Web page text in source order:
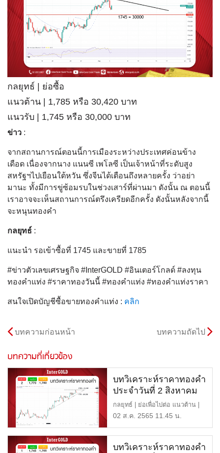
กลยุทธ์ | ย่อซื้อ
แนวต้าน | 1,785 หรือ 30,420 บาท
แนวรับ | 1,745 หรือ 30,000 บาท
ข่าว :
จากสถานการณ์ตอนนี้การเมืองระหว่างประเทศค่อนข้าง
เดือด เนื่องจากนาง แนนซี เพโลซี เป็นเจ้าหน้าที่ระดับสูง
สหรัฐฯไปเยือนใต้หวัน ซึ่งจีนได้เตือนถึงหลายครั้ง ว่าอย่า
มานะ ทั้งมีการขู่ซ้อมรบในช่วงเสาร์ที่ผ่านมา ดังนั้น ณ ตอนนี้
เราอาจจะเห็นสถานการณ์ตรึงเครียดอีกครั้ง ดังนั้นหลังจากนี้
จะหนุนทองคำ
กลยุทธ์ :
แนะนำ รอเข้าซื้อที่ 1745 และขายที่ 1785
#ข่าวตัวเลขเศรษฐกิจ #InterGOLD #อินเตอร์โกลด์ #ลงทุน
ทองคำแท่ง #ราคาทองวันนี้ #ทองคำแท่ง #ทองคำแท่งราคา
สนใจเปิดบัญชีซื้อขายทองคำแท่ง : คลิก
บทความก่อนหน้า บทความถัดไป
บทความที่เกี่ยวข้อง
บทวิเคราะห์ราคาทองคำ
ประจำวันที่ 2 สิงหาคม
2565
กลยุทธ์ | ย่อเพื่อไปต่อ แนวต้าน |
1,780 หรือ 30,350 บาท […]
02 ส.ค. 2565 11.45 น.
บทวิเคราะห์ราคาทองคำ